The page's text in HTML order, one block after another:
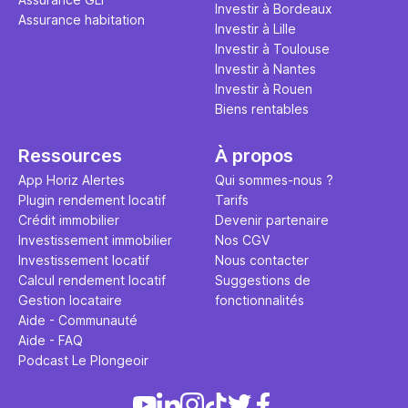
Assurance habitation
Investir à Bordeaux
Investir à Lille
Investir à Toulouse
Investir à Nantes
Investir à Rouen
Biens rentables
Ressources
App Horiz Alertes
Plugin rendement locatif
Crédit immobilier
Investissement immobilier
Investissement locatif
Calcul rendement locatif
Gestion locataire
Aide - Communauté
Aide - FAQ
Podcast Le Plongeoir
À propos
Qui sommes-nous ?
Tarifs
Devenir partenaire
Nos CGV
Nous contacter
Suggestions de
fonctionnalités